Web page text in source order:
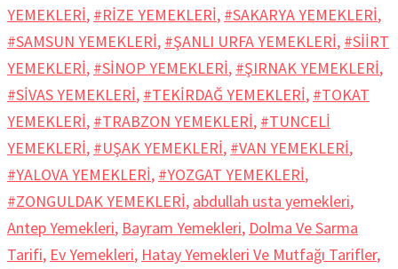
YEMEKLERİ, #RİZE YEMEKLERİ, #SAKARYA YEMEKLERİ,
#SAMSUN YEMEKLERİ, #ŞANLI URFA YEMEKLERİ, #SİİRT
YEMEKLERİ, #SİNOP YEMEKLERİ, #ŞIRNAK YEMEKLERİ,
#SİVAS YEMEKLERİ, #TEKİRDAĞ YEMEKLERİ, #TOKAT
YEMEKLERİ, #TRABZON YEMEKLERİ, #TUNCELİ
YEMEKLERİ, #UŞAK YEMEKLERİ, #VAN YEMEKLERİ,
#YALOVA YEMEKLERİ, #YOZGAT YEMEKLERİ,
#ZONGULDAK YEMEKLERİ, abdullah usta yemekleri,
Antep Yemekleri, Bayram Yemekleri, Dolma Ve Sarma
Tarifi, Ev Yemekleri, Hatay Yemekleri Ve Mutfağı Tarifler,